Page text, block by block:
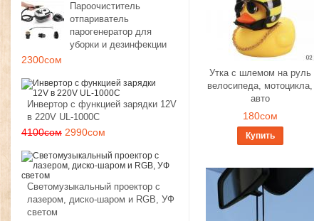
Пароочиститель
отпариватель
парогенератор для
уборки и дезинфекции
2300сом
Инвертор с функцией зарядки 12V
в 220V UL-1000C
4100сом 2990сом
Светомузыкальный проектор с
лазером, диско-шаром и RGB, УФ
светом
Утка с шлемом на руль
велосипеда, мотоцикла,
авто
180сом
Купить